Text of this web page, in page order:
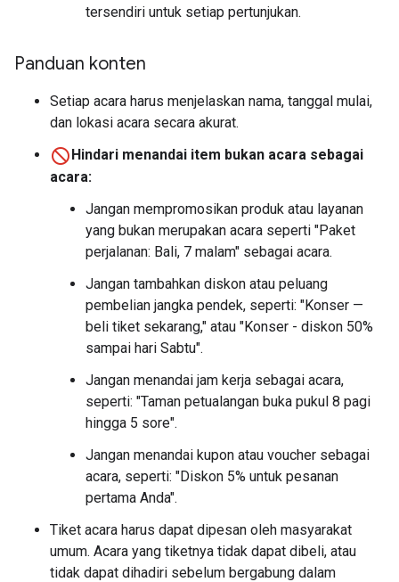
tersendiri untuk setiap pertunjukan.
Panduan konten
Setiap acara harus menjelaskan nama, tanggal mulai,
dan lokasi acara secara akurat.
Hindari menandai item bukan acara sebagai
acara:
Jangan mempromosikan produk atau layanan
yang bukan merupakan acara seperti "Paket
perjalanan: Bali, 7 malam" sebagai acara.
Jangan tambahkan diskon atau peluang
pembelian jangka pendek, seperti: "Konser —
beli tiket sekarang," atau "Konser - diskon 50%
sampai hari Sabtu".
Jangan menandai jam kerja sebagai acara,
seperti: "Taman petualangan buka pukul 8 pagi
hingga 5 sore".
Jangan menandai kupon atau voucher sebagai
acara, seperti: "Diskon 5% untuk pesanan
pertama Anda".
Tiket acara harus dapat dipesan oleh masyarakat
umum. Acara yang tiketnya tidak dapat dibeli, atau
tidak dapat dihadiri sebelum bergabung dalam